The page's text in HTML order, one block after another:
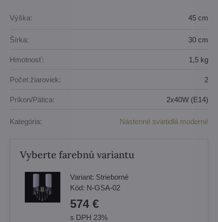
Výška: 45 cm
Šírka: 30 cm
Hmotnosť: 1,5 kg
Počet žiaroviek: 2
Príkon/Pätica: 2x40W (E14)
Kategória: Nástenné svietidlá moderné
Vyberte farebnú variantu
Variant: Strieborné
Kód: N-GSA-02
574 €
s DPH 23%